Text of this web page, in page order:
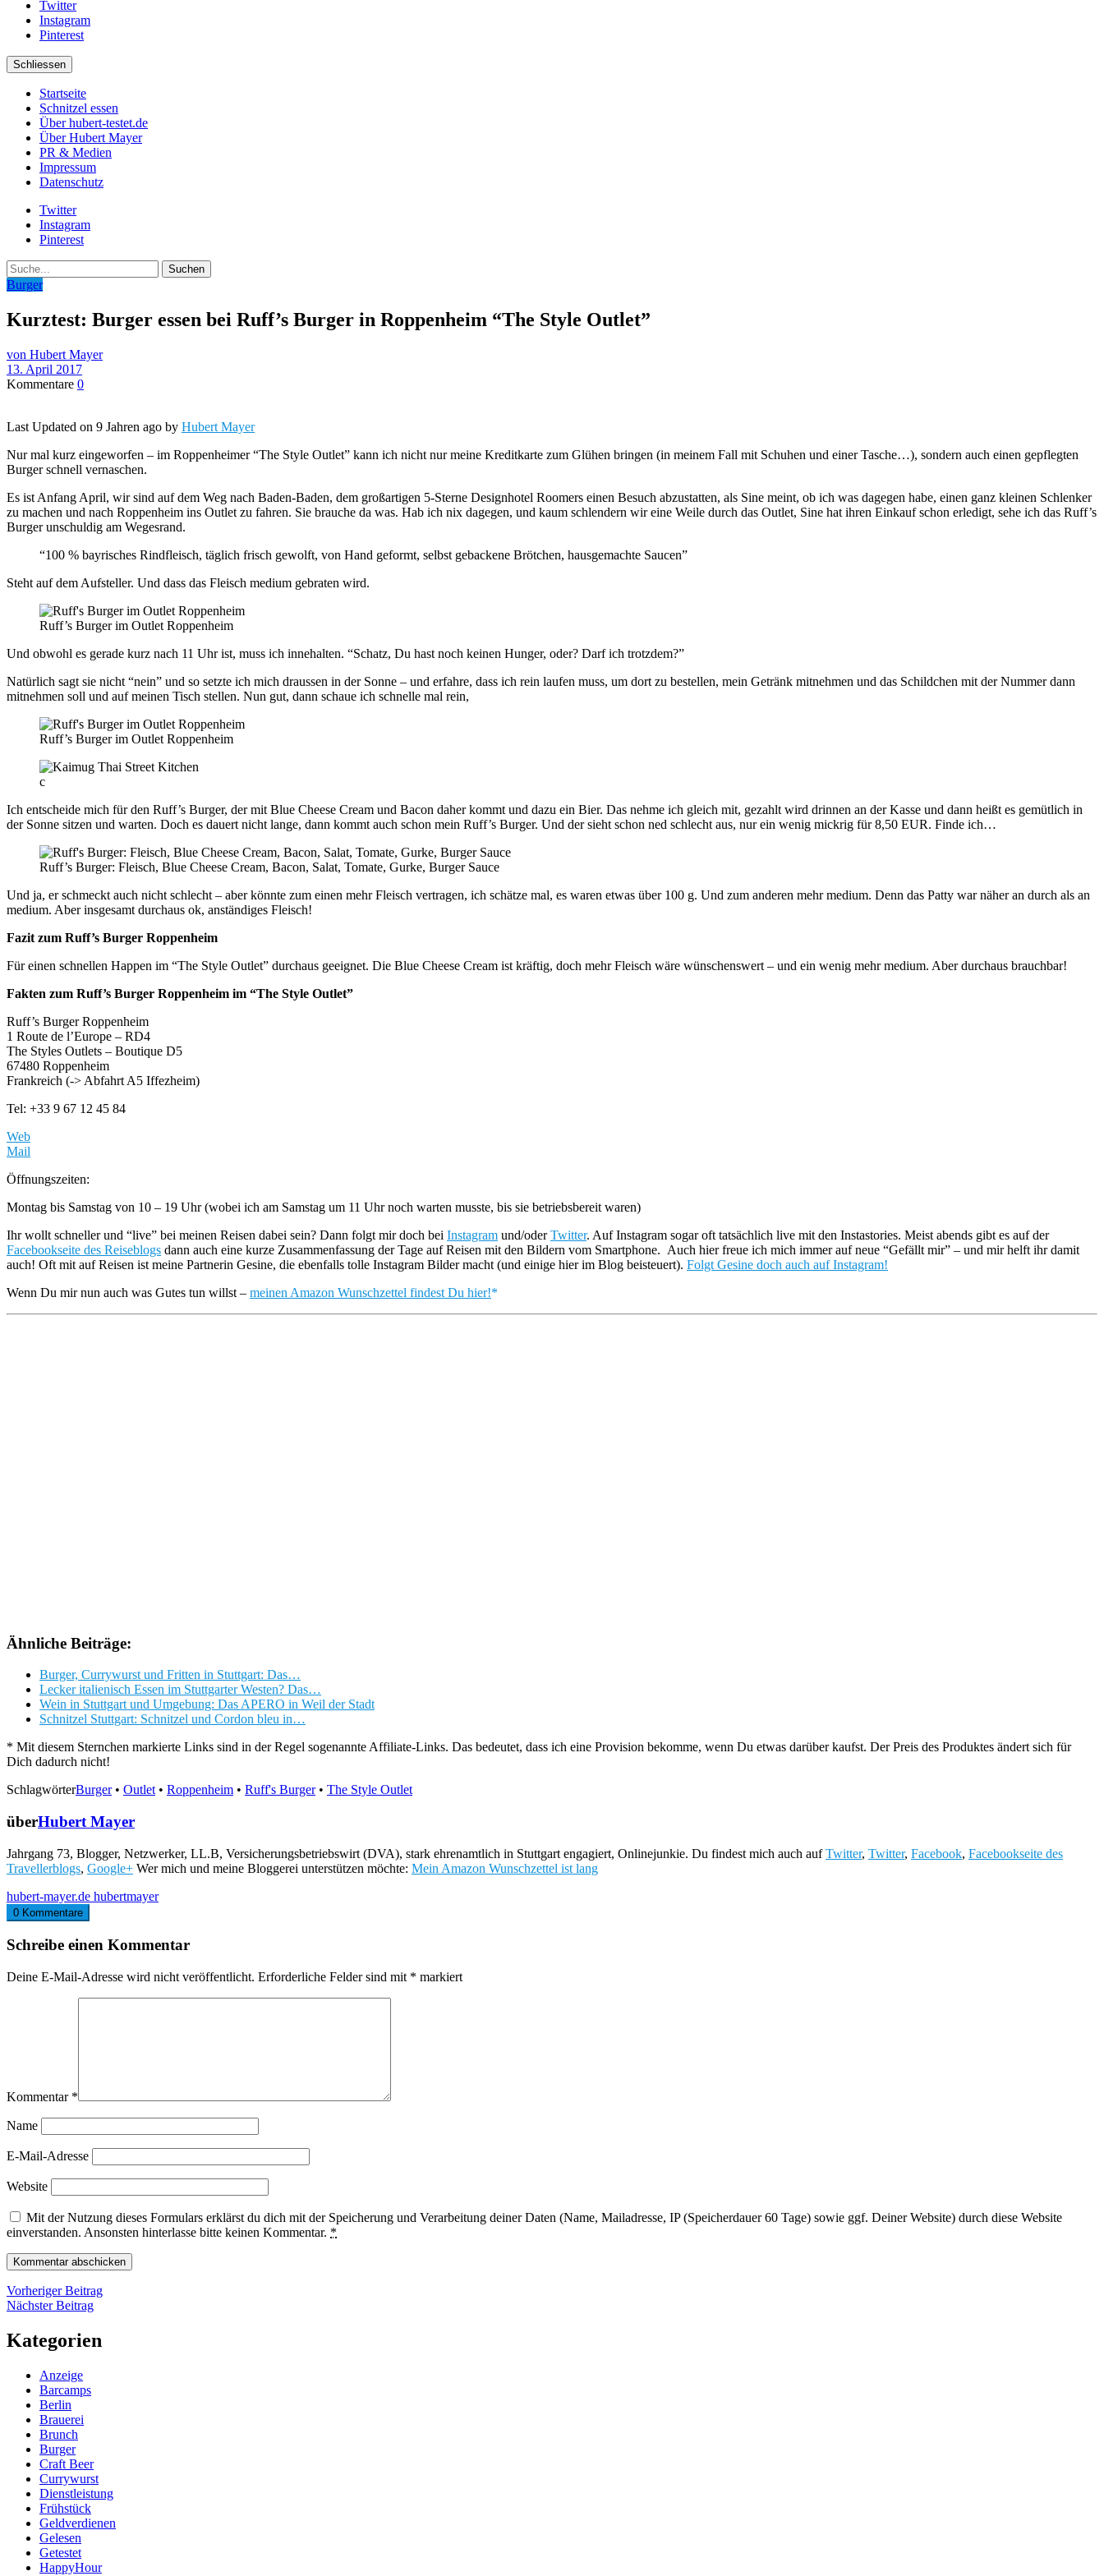
Twitter
Instagram
Pinterest
Schliessen
Startseite
Schnitzel essen
Über hubert-testet.de
Über Hubert Mayer
PR & Medien
Impressum
Datenschutz
Twitter
Instagram
Pinterest
Suche
Burger
Kurztest: Burger essen bei Ruff’s Burger in Roppenheim “The Style Outlet”
von Hubert Mayer
13. April 2017
Kommentare 0
Last Updated on 9 Jahren ago by Hubert Mayer
Nur mal kurz eingeworfen – im Roppenheimer “The Style Outlet” kann ich nicht nur meine Kreditkarte zum Glühen bringen (in meinem Fall mit Schuhen und einer Tasche…), sondern auch einen gepflegten
Burger schnell vernaschen.
Es ist Anfang April, wir sind auf dem Weg nach Baden-Baden, dem großartigen 5-Sterne Designhotel Roomers einen Besuch abzustatten, als Sine meint, ob ich was dagegen habe, einen ganz kleinen Schlenker
zu machen und nach Roppenheim ins Outlet zu fahren. Sie brauche da was. Hab ich nix dagegen, und kaum schlendern wir eine Weile durch das Outlet, Sine hat ihren Einkauf schon erledigt, sehe ich das Ruff’s
Burger unschuldig am Wegesrand.
“100 % bayrisches Rindfleisch, täglich frisch gewolft, von Hand geformt, selbst gebackene Brötchen, hausgemachte Saucen”
Steht auf dem Aufsteller. Und dass das Fleisch medium gebraten wird.
Ruff’s Burger im Outlet Roppenheim
Und obwohl es gerade kurz nach 11 Uhr ist, muss ich innehalten. “Schatz, Du hast noch keinen Hunger, oder? Darf ich trotzdem?”
Natürlich sagt sie nicht “nein” und so setzte ich mich draussen in der Sonne – und erfahre, dass ich rein laufen muss, um dort zu bestellen, mein Getränk mitnehmen und das Schildchen mit der Nummer dann
mitnehmen soll und auf meinen Tisch stellen. Nun gut, dann schaue ich schnelle mal rein,
Ruff’s Burger im Outlet Roppenheim
c
Ich entscheide mich für den Ruff’s Burger, der mit Blue Cheese Cream und Bacon daher kommt und dazu ein Bier. Das nehme ich gleich mit, gezahlt wird drinnen an der Kasse und dann heißt es gemütlich in
der Sonne sitzen und warten. Doch es dauert nicht lange, dann kommt auch schon mein Ruff’s Burger. Und der sieht schon ned schlecht aus, nur ein wenig mickrig für 8,50 EUR. Finde ich…
Ruff’s Burger: Fleisch, Blue Cheese Cream, Bacon, Salat, Tomate, Gurke, Burger Sauce
Und ja, er schmeckt auch nicht schlecht – aber könnte zum einen mehr Fleisch vertragen, ich schätze mal, es waren etwas über 100 g. Und zum anderen mehr medium. Denn das Patty war näher an durch als an
medium. Aber insgesamt durchaus ok, anständiges Fleisch!
Fazit zum Ruff’s Burger Roppenheim
Für einen schnellen Happen im “The Style Outlet” durchaus geeignet. Die Blue Cheese Cream ist kräftig, doch mehr Fleisch wäre wünschenswert – und ein wenig mehr medium. Aber durchaus brauchbar!
Fakten zum Ruff’s Burger Roppenheim im “The Style Outlet”
Ruff’s Burger Roppenheim
1 Route de l’Europe – RD4
The Styles Outlets – Boutique D5
67480 Roppenheim
Frankreich (-> Abfahrt A5 Iffezheim)
Tel: +33 9 67 12 45 84
Web
Mail
Öffnungszeiten:
Montag bis Samstag von 10 – 19 Uhr (wobei ich am Samstag um 11 Uhr noch warten musste, bis sie betriebsbereit waren)
Ihr wollt schneller und “live” bei meinen Reisen dabei sein? Dann folgt mir doch bei Instagram und/oderTwitter. Auf Instagram sogar oft tatsächlich live mit den Instastories. Meist abends gibt es auf der
Facebookseite des Reiseblogs dann auch eine kurze Zusammenfassung der Tage auf Reisen mit den Bildern vom Smartphone. Auch hier freue ich mich immer auf neue “Gefällt mir” – und mir helft ihr damit
auch! Oft mit auf Reisen ist meine Partnerin Gesine, die ebenfalls tolle Instagram Bilder macht (und einige hier im Blog beisteuert). Folgt Gesine doch auch auf Instagram!
Wenn Du mir nun auch was Gutes tun willst – meinen Amazon Wunschzettel findest Du hier!
Ähnliche Beiträge:
Burger, Currywurst und Fritten in Stuttgart: Das…
Lecker italienisch Essen im Stuttgarter Westen? Das…
Wein in Stuttgart und Umgebung: Das APERO in Weil der Stadt
Schnitzel Stuttgart: Schnitzel und Cordon bleu in…
* Mit diesem Sternchen markierte Links sind in der Regel sogenannte Affiliate-Links. Das bedeutet, dass ich eine Provision bekomme, wenn Du etwas darüber kaufst. Der Preis des Produktes ändert sich für
Dich dadurch nicht!
SchlagwörterBurger• Outlet • Roppenheim • Ruff's Burger• The Style Outlet
überHubert Mayer
Jahrgang 73, Blogger, Netzwerker, LL.B, Versicherungsbetriebswirt (DVA), stark ehrenamtlich in Stuttgart engagiert, Onlinejunkie. Du findest mich auch aufTwitter, Twitter, Facebook, Facebookseite des
Travellerblogs, Google+ Wer mich und meine Bloggerei unterstützen möchte: Mein Amazon Wunschzettel ist lang
hubert-mayer.de hubertmayer
0 Kommentare
Schreibe einen Kommentar
Deine E-Mail-Adresse wird nicht veröffentlicht. Erforderliche Felder sind mit * markiert
Kommentar *
Name
E-Mail-Adresse
Website
Mit der Nutzung dieses Formulars erklärst du dich mit der Speicherung und Verarbeitung deiner Daten (Name, Mailadresse, IP (Speicherdauer 60 Tage) sowie ggf. Deiner Website) durch diese Website
einverstanden. Ansonsten hinterlasse bitte keinen Kommentar. *
Beitragsnavigation
Vorheriger BeitragVorheriger
Nächster BeitragNächster
Kategorien
Anzeige
Barcamps
Berlin
Brauerei
Brunch
Burger
Craft Beer
Currywurst
Dienstleistung
Frühstück
Geldverdienen
Gelesen
Getestet
HappyHour